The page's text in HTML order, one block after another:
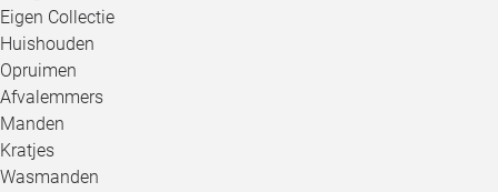
Eigen Collectie
Huishouden
Opruimen
Afvalemmers
Manden
Kratjes
Wasmanden